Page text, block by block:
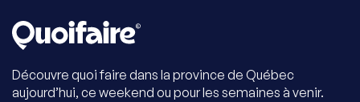
Découvre quoi faire dans la province de Québec
aujourd’hui, ce weekend ou pour les semaines à venir.